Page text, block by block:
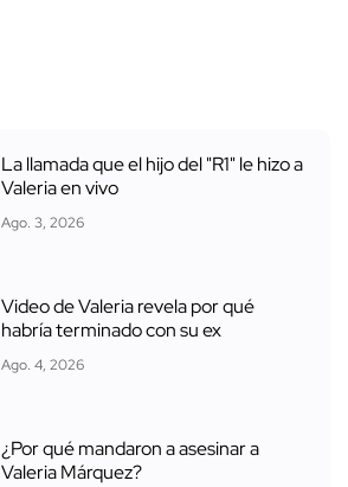
La llamada que el hijo del "R1" le hizo a
Valeria en vivo
Ago. 3, 2026
Video de Valeria revela por qué
habría terminado con su ex
Ago. 4, 2026
¿Por qué mandaron a asesinar a
Valeria Márquez?